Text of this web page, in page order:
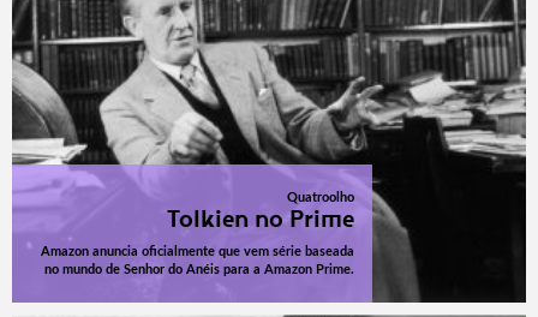
Quatroolho
Tolkien no Prime
Amazon anuncia oficialmente que vem série baseada
no mundo de Senhor do Anéis para a Amazon Prime.